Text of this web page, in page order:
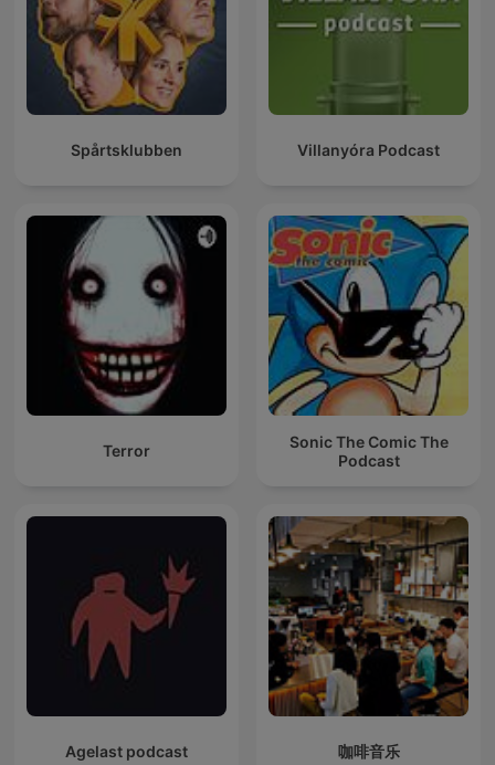
Spårtsklubben Villanyóra Podcast
Terror
Sonic The Comic The
Podcast
Agelast podcast 咖啡音乐